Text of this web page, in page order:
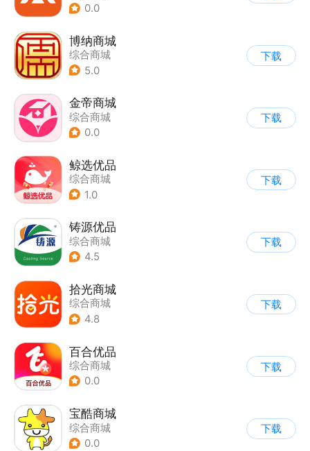
0.0
博纳商城
综合商城
5.0
下载
金帝商城
综合商城
0.0
下载
鲸选优品
综合商城
1.0
下载
铸源优品
综合商城
4.5
下载
拾光商城
综合商城
4.8
下载
百合优品
综合商城
0.0
下载
宝酷商城
综合商城
0.0
下载